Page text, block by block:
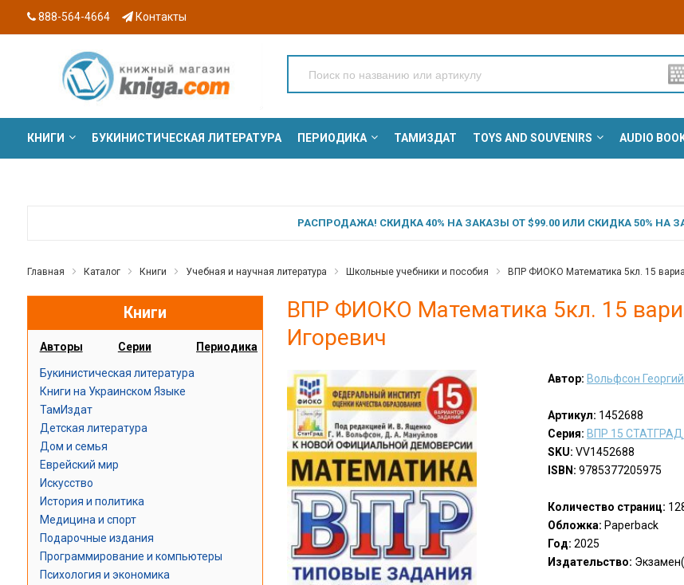
888-564-4664 Контакты
КНИГИ БУКИНИСТИЧЕСКАЯ ЛИТЕРАТУРА ПЕРИОДИКА ТАМИЗДАТ TOYS AND SOUVENIRS AUDIO
РАСПРОДАЖА! СКИДКА 40% НА ЗАКАЗЫ ОТ $99.00 ИЛИ СКИДКА 50% НА
Главная Каталог Книги Учебная и научная литература Школьные учебники и пособия ВПР ФИОКО Математика 5кл. 15
Книги
Авторы Серии Периодика
Букинистическая литература
Книги на Украинском Языке
ТамИздат
Детская литература
Дом и семья
Еврейский мир
Искусство
История и политика
Медицина и спорт
Подарочные издания
Программирование и компьютеры
Психология и экономика
ВПР ФИОКО Математика 5кл. 15
Игоревич
Автор: Вольфсон
Артикул: 1452688
Серия: ВПР 15 СТАТГРАД
SKU: VV1452688
ISBN: 9785377205975
Количество страниц:
Обложка: Paperback
Год: 2025
Издательство: